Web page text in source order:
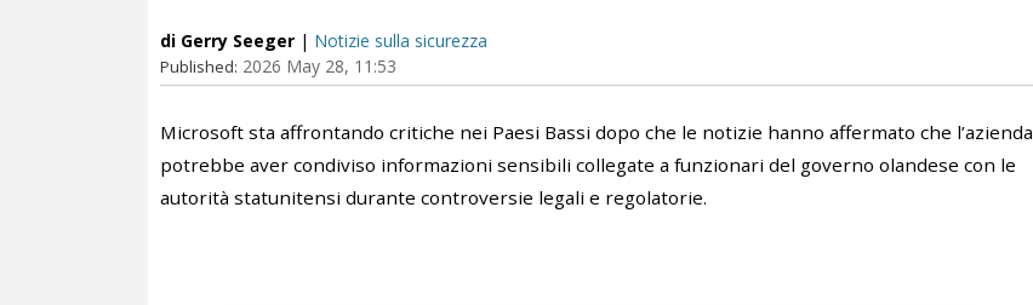
di Gerry Seeger | Notizie sulla sicurezza
Published: 2026 May 28, 11:53
Microsoft sta affrontando critiche nei Paesi Bassi dopo che le notizie hanno affermato che l’azienda
potrebbe aver condiviso informazioni sensibili collegate a funzionari del governo olandese con le
autorità statunitensi durante controversie legali e regolatorie.